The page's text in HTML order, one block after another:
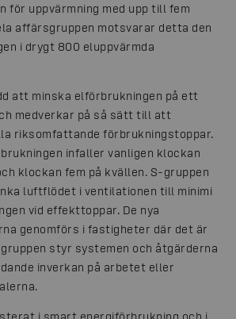
för uppvärmning med upp till fem
affärsgruppen motsvarar detta den
i drygt 800 eluppvärmda
att minska elförbrukningen på ett
medverkar på så sätt till att
riksomfattande förbrukningstoppar.
infaller vanligen klockan
klockan fem på kvällen. S-gruppen
luftflödet i ventilationen till minimi
vid effekttoppar. De nya
genomförs i fastigheter där det är
styr systemen och åtgärderna
inverkan på arbetet eller
i smart energiförbrukning och i